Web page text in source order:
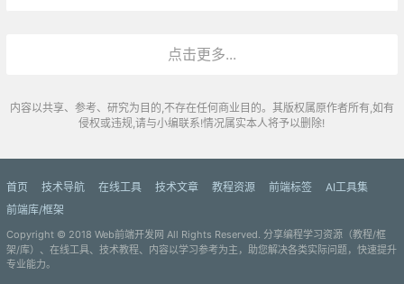
点击更多...
内容以共享、参考、研究为目的,不存在任何商业目的。其版权属原作者所有,如有
侵权或违规,请与小编联系!情况属实本人将予以删除!
首页 技术导航 在线工具 技术文章 教程资源 前端标签
AI工具集
前端库/框架